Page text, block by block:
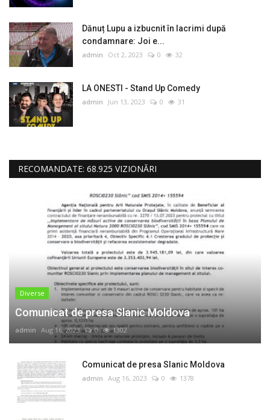
Dănuț Lupu a izbucnit în lacrimi după
condamnare: Joi e...
admin Oct 2, 2023 0 32
LA ONESTI - Stand Up Comedy
admin Jun 13, 2023 0 31
RECOMANDATE: 68.925 VIZIONĂRI
Diverse
Comunicat de presa Slanic Moldova
admin Aug 16, 2023 0 1302
Comunicat de presa Slanic Moldova
admin Aug 16, 2023 0 1378